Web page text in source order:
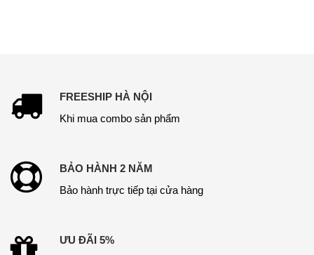
FREESHIP HÀ NỘI
Khi mua combo sản phẩm
BẢO HÀNH 2 NĂM
Bảo hành trực tiếp tại cửa hàng
ƯU ĐÃI 5%